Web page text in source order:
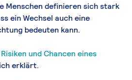
Menschen definieren sich stark
ein Wechsel auch eine
bedeuten kann.
Risiken und Chancen eines
erklärt.